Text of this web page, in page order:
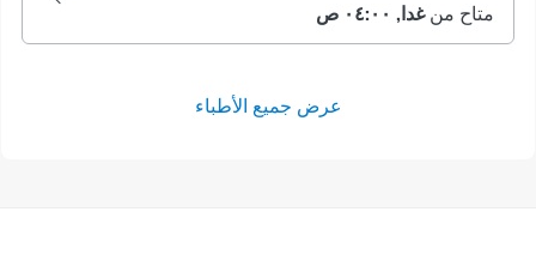
متاح من غدا, ٠٤:٠٠ ص
عرض جميع الأطباء